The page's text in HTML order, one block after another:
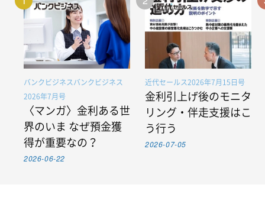
バンクビジネスバンクビジネス
2026年7月号
〈マンガ〉金利ある世
界のいま なぜ預金獲
得が重要なの？
2026-06-22
近代セールス2026年7月15日号
金利引上げ後のモニタ
リング・伴走支援はこ
う行う
2026-07-05